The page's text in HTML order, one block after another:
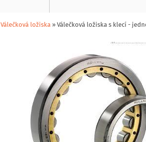
Válečková ložiska » Válečková ložiska s klecí -